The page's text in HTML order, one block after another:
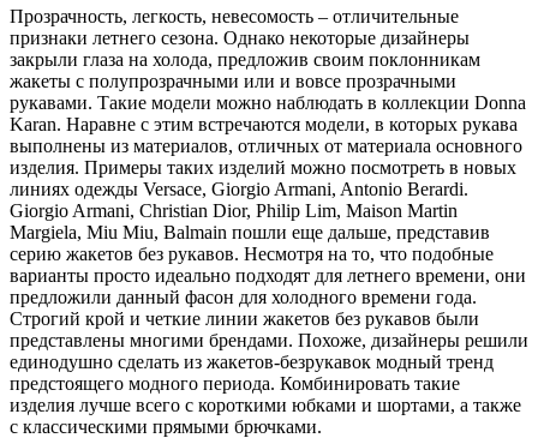
Прозрачность, легкость, невесомость – отличительные
признаки летнего сезона. Однако некоторые дизайнеры
закрыли глаза на холода, предложив своим поклонникам
жакеты с полупрозрачными или и вовсе прозрачными
рукавами. Такие модели можно наблюдать в коллекции Donna
Karan. Наравне с этим встречаются модели, в которых рукава
выполнены из материалов, отличных от материала основного
изделия. Примеры таких изделий можно посмотреть в новых
линиях одежды Versace, Giorgio Armani, Antonio Berardi.
Giorgio Armani, Christian Dior, Philip Lim, Maison Martin
Margiela, Miu Miu, Balmain пошли еще дальше, представив
серию жакетов без рукавов. Несмотря на то, что подобные
варианты просто идеально подходят для летнего времени, они
предложили данный фасон для холодного времени года.
Строгий крой и четкие линии жакетов без рукавов были
представлены многими брендами. Похоже, дизайнеры решили
единодушно сделать из жакетов-безрукавок модный тренд
предстоящего модного периода. Комбинировать такие
изделия лучше всего с короткими юбками и шортами, а также
с классическими прямыми брючками.